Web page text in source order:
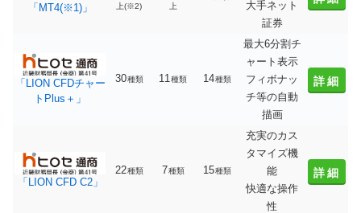
「MT4(※1)」 上(※2) 上
大手ネット
証券
「LION CFDチャー
トPlus＋」
30種類 11 種類 14種類
最大6分割チ
ャート表示
フィボナッ
チ等の自動
描画
詳細
「LION CFD C2」
22種類 7種類 15種類
充実のカス
タマイズ機
能
快適な操作
性
詳細